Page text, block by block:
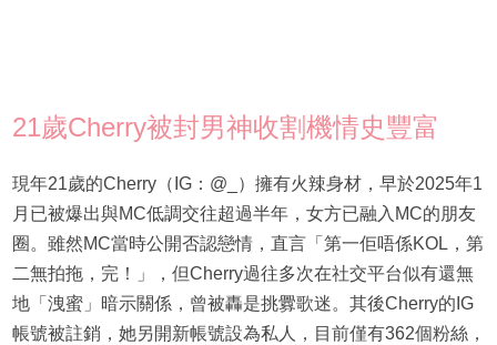
21歲Cherry被封男神收割機情史豐富
現年21歲的Cherry（IG：@_）擁有火辣身材，早於2025年1
月已被爆出與MC低調交往超過半年，女方已融入MC的朋友
圈。雖然MC當時公開否認戀情，直言「第一佢唔係KOL，第
二無拍拖，完！」，但Cherry過往多次在社交平台似有還無
地「洩蜜」暗示關係，曾被轟是挑釁歌迷。其後Cherry的IG
帳號被註銷，她另開新帳號設為私人，目前僅有362個粉絲，